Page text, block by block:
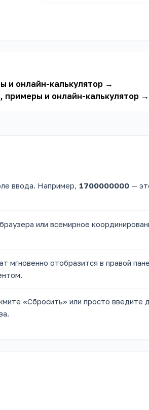
и онлайн-калькулятор→
примеры и онлайн-калькулятор→
ввода. Например, 1700000000 —
или всемирное
мгновенно отобразится в правой
«Сбросить» или просто введите